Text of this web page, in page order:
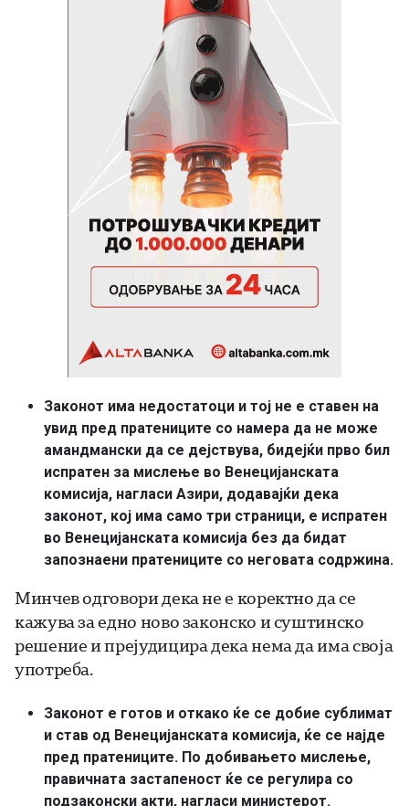
Законот има недостатоци и тој не е ставен на
увид пред пратениците со намера да не може
амандмански да се дејствува, бидејќи прво бил
испратен за мислење во Венецијанската
комисија, нагласи Азири, додавајќи дека
законот, кој има само три страници, е испратен
во Венецијанската комисија без да бидат
запознаени пратениците со неговата содржина.
Минчев одговори дека не е коректно да се
кажува за едно ново законско и суштинско
решение и прејудицира дека нема да има своја
употреба.
Законот е готов и откако ќе се добие сублимат
и став од Венецијанската комисија, ќе се најде
пред пратениците. По добивањето мислење,
правичната застапеност ќе се регулира со
подзаконски акти, нагласи министерот.